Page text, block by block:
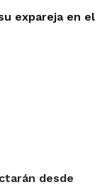
expareja en el
desde